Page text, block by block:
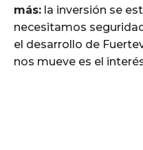
más: la inversión se
necesitamos
el desarrollo de
nos mueve es el